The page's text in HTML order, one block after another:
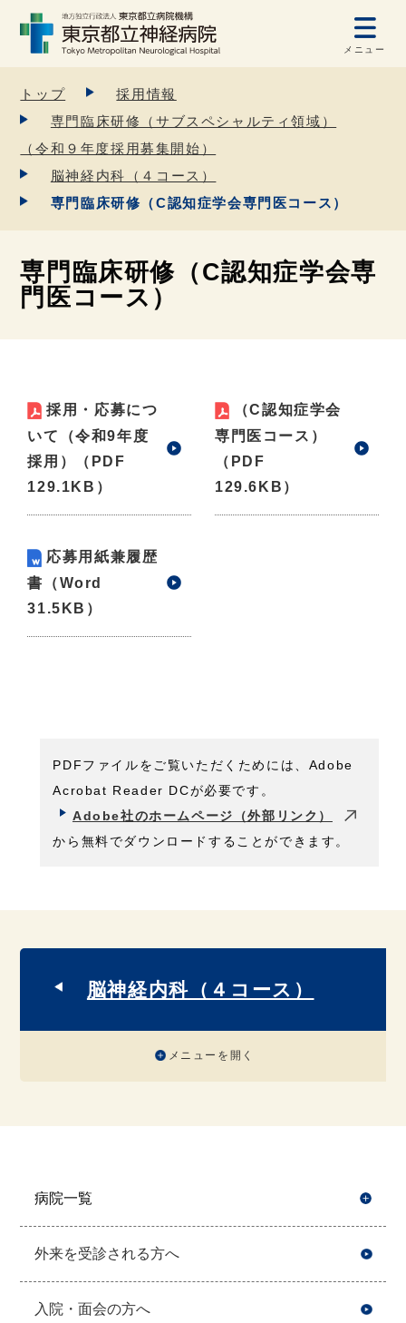
メニュー
トップ
採用情報
専門臨床研修（サブスペシャルティ領域）
（令和９年度採用募集開始）
脳神経内科（４コース）
専門臨床研修（C認知症学会専門医コース）
専門臨床研修（C認知症学会専
門医コース）
採用・応募につ
いて（令和9年度
採用）
（PDF
129.1KB）
（C認知症学会
専門医コース）
（PDF
129.6KB）
応募用紙兼履歴
書
（Word
31.5KB）
PDFファイルをご覧いただくためには、Adobe
Acrobat Reader DCが必要です。
Adobe社のホームページ（外部リンク）
から無料でダウンロードすることができます。
脳神経内科（４コース）
メニューを開く
病院一覧
外来を受診される方へ
入院・面会の方へ